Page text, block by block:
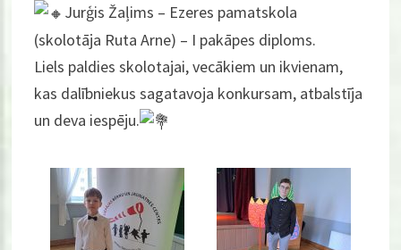
Jurģis Žaļims – Ezeres pamatskola
(skolotāja Ruta Arne) – I pakāpes diploms.
Liels paldies skolotajai, vecākiem un ikvienam,
kas dalībniekus sagatavoja konkursam, atbalstīja
un deva iespēju.